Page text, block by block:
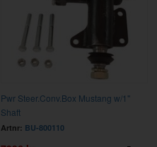
Pwr Steer.Conv.Box Mustang w/1"
Shaft
Artnr: BU-800110